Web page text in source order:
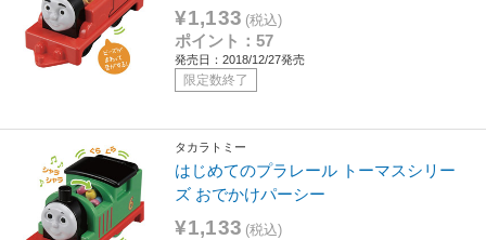
¥1,133 (税込)
ポイント：57
発売日：2018/12/27発売
限定数終了
タカラトミー
はじめてのプラレール トーマスシリー
ズ おでかけパーシー
¥1,133 (税込)